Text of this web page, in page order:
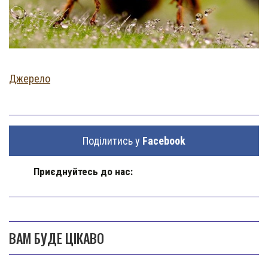
Джерело
Поділитись у Facebook
Приєднуйтесь до нас:
ВАМ БУДЕ ЦІКАВО